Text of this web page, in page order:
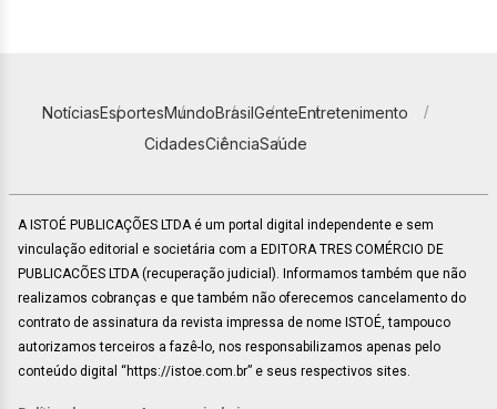
NotíciasEsportesMundoBrasilGenteEntretenimento
CidadesCiênciaSaúde
A ISTOÉ PUBLICAÇÕES LTDA é um portal digital independente e sem
vinculação editorial e societária com a EDITORA TRES COMÉRCIO DE
PUBLICACÕES LTDA (recuperação judicial). Informamos também que não
realizamos cobranças e que também não oferecemos cancelamento do
contrato de assinatura da revista impressa de nome ISTOÉ, tampouco
autorizamos terceiros a fazê-lo, nos responsabilizamos apenas pelo
conteúdo digital “https://istoe.com.br” e seus respectivos sites.